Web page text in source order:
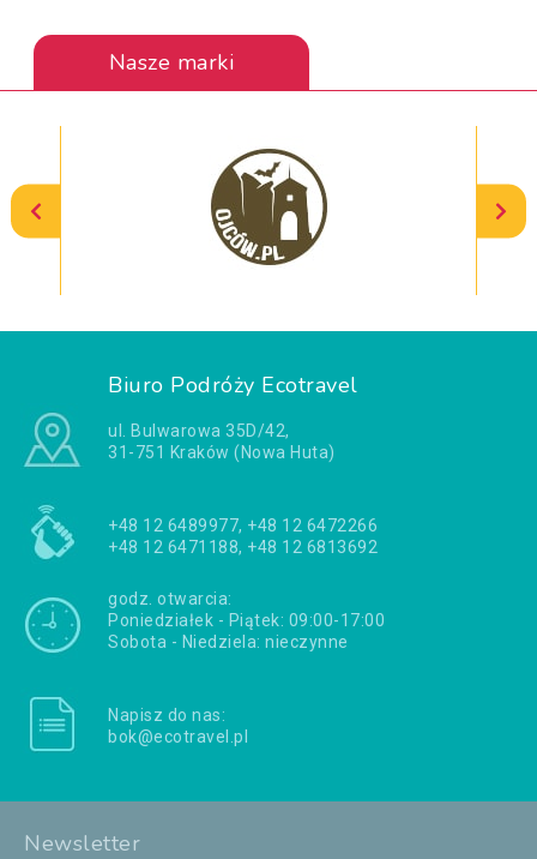
Nasze marki
Biuro Podróży Ecotravel
ul. Bulwarowa 35D/42,
31-751 Kraków (Nowa Huta)
+48 12 6489977, +48 12 6472266
+48 12 6471188, +48 12 6813692
godz. otwarcia:
Poniedziałek - Piątek: 09:00-17:00
Sobota - Niedziela: nieczynne
Napisz do nas:
bok@ecotravel.pl
Newsletter